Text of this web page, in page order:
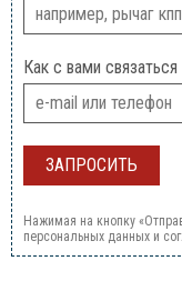
Как с вами связаться
Нажимая на кнопку
персональных данных и